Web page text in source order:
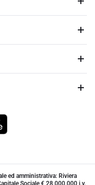
ed amministrativa: Riviera
Sociale € 28.000.000 i.v.